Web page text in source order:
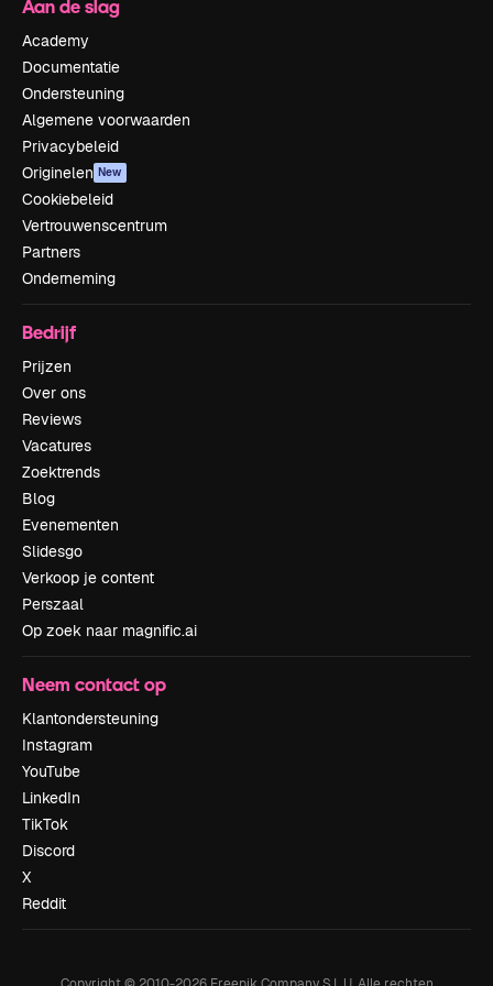
Aan de slag
Academy
Documentatie
Ondersteuning
Algemene voorwaarden
Privacybeleid
Originelen New
Cookiebeleid
Vertrouwenscentrum
Partners
Onderneming
Bedrijf
Prijzen
Over ons
Reviews
Vacatures
Zoektrends
Blog
Evenementen
Slidesgo
Verkoop je content
Perszaal
Op zoek naar magnific.ai
Neem contact op
Klantondersteuning
Instagram
YouTube
LinkedIn
TikTok
Discord
X
Reddit